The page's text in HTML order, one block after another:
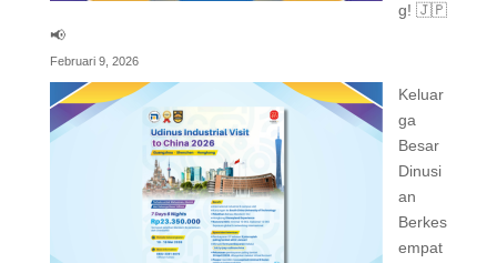
g! 🇯🇵
📢
Februari 9, 2026
Keluar
ga
Besar
Dinusi
an
Berkes
empat